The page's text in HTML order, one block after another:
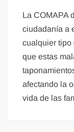
La COMAPA
ciudadanía a
cualquier tipo
que estas
afectando la
vida de las